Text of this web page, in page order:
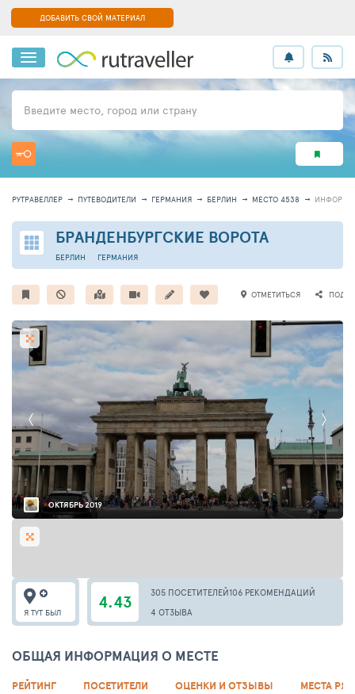
ДОБАВИТЬ СВОЙ МАТЕРИАЛ
Введите место, город или страну
РУТРАВЕЛЛЕР ПУТЕВОДИТЕЛИ ГЕРМАНИЯ БЕРЛИН МЕСТО 4538
БРАНДЕНБУРГСКИЕ ВОРОТА
ГЕРМАНИЯ
БЕРЛИН
ОТМЕТИТЬСЯ
ОКТЯБРЬ 2019
4.43 305 ПОСЕТИТЕЛЕЙ106 РЕКОМЕНДАЦИЙ
4 ОТЗЫВА
Я ТУТ БЫЛ
ОБЩАЯ ИНФОРМАЦИЯ О МЕСТЕ
РЕЙТИНГ ПОСЕТИТЕЛИ ОЦЕНКИ И ОТЗЫВЫ МЕСТА